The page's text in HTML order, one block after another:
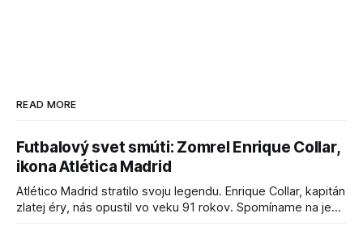
READ MORE
Futbalový svet smúti: Zomrel Enrique Collar,
ikona Atlética Madrid
Atlético Madrid stratilo svoju legendu. Enrique Collar, kapitán
zlatej éry, nás opustil vo veku 91 rokov. Spomíname na jeho